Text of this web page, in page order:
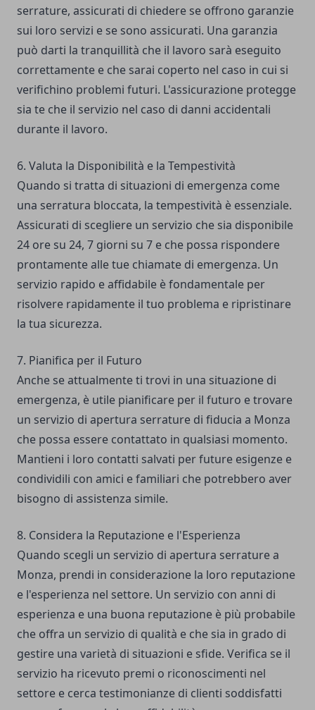
serrature, assicurati di chiedere se offrono garanzie
sui loro servizi e se sono assicurati. Una garanzia
può darti la tranquillità che il lavoro sarà eseguito
correttamente e che sarai coperto nel caso in cui si
verifichino problemi futuri. L'assicurazione protegge
sia te che il servizio nel caso di danni accidentali
durante il lavoro.
6. Valuta la Disponibilità e la Tempestività
Quando si tratta di situazioni di emergenza come
una serratura bloccata, la tempestività è essenziale.
Assicurati di scegliere un servizio che sia disponibile
24 ore su 24, 7 giorni su 7 e che possa rispondere
prontamente alle tue chiamate di emergenza. Un
servizio rapido e affidabile è fondamentale per
risolvere rapidamente il tuo problema e ripristinare
la tua sicurezza.
7. Pianifica per il Futuro
Anche se attualmente ti trovi in una situazione di
emergenza, è utile pianificare per il futuro e trovare
un servizio di apertura serrature di fiducia a Monza
che possa essere contattato in qualsiasi momento.
Mantieni i loro contatti salvati per future esigenze e
condividili con amici e familiari che potrebbero aver
bisogno di assistenza simile.
8. Considera la Reputazione e l'Esperienza
Quando scegli un servizio di apertura serrature a
Monza, prendi in considerazione la loro reputazione
e l'esperienza nel settore. Un servizio con anni di
esperienza e una buona reputazione è più probabile
che offra un servizio di qualità e che sia in grado di
gestire una varietà di situazioni e sfide. Verifica se il
servizio ha ricevuto premi o riconoscimenti nel
settore e cerca testimonianze di clienti soddisfatti